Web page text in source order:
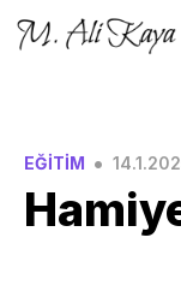
EĞİTİM •